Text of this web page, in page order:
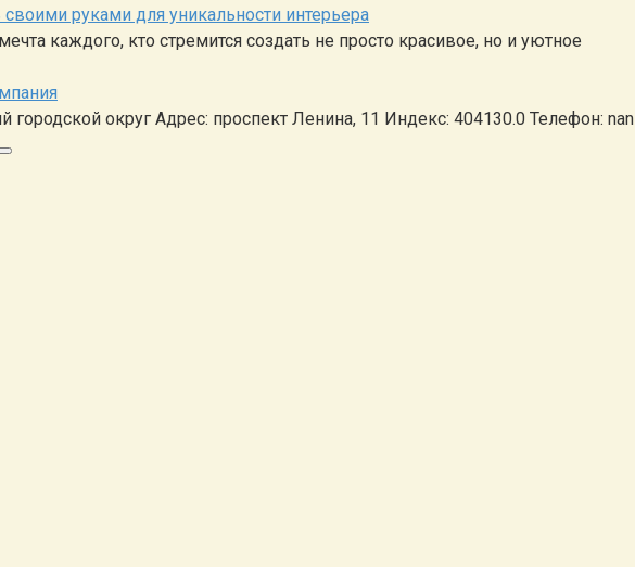
руками для уникальности интерьера
каждого, кто стремится создать не просто красивое, но и уютное
городской округ Адрес: проспект Ленина, 11 Индекс: 404130.0 Телефон: nan